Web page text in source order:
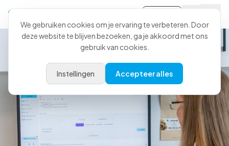
We gebruiken cookies om je ervaring te verbeteren. Door
deze website te blijven bezoeken, ga je akkoord met ons
gebruik van cookies.
Instellingen Accepteer alles